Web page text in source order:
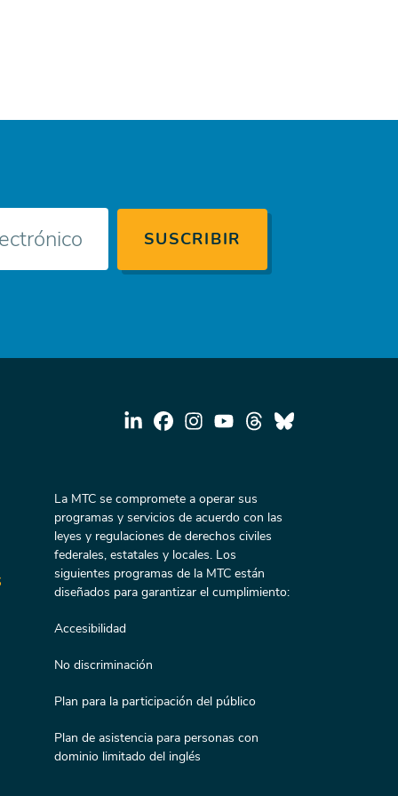
La MTC se compromete a operar sus
programas y servicios de acuerdo con las
leyes y regulaciones de derechos civiles
federales, estatales y locales. Los
siguientes programas de la MTC están
diseñados para garantizar el cumplimiento:
Accesibilidad
No discriminación
Plan para la participación del público
Plan de asistencia para personas con
dominio limitado del inglés